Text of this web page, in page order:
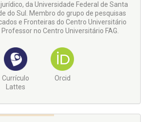
da Universidade Federal de Santa
do Sul. Membro do grupo de pesquisas
e Fronteiras do Centro Universitário
Professor no Centro Universitário FAG.
Currículo
Lattes
Orcid